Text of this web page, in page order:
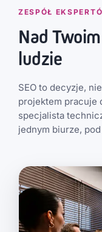
ZESPÓŁ
Nad
ludzie
SEO to decyzje,
projektem pracuje
specjalista
jednym biurze,